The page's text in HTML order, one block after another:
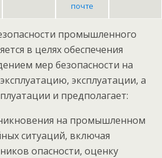
почте
промышленного
в целях обеспечения
мер безопасности на
эксплуатации, а
и предполагает:
на промышленном
ситуаций, включая
опасности, оценку